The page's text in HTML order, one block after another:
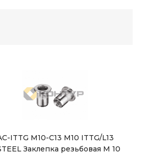
ITTG M10-C13 M10 ITTG/L13
Заклепка резьбовая М 10